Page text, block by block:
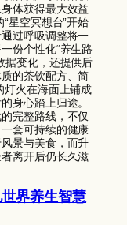
体获得最大效益
星空冥想台”开始
过呼吸调整将一
份个性化“养生路
据变化，还提供后
的茶饮配方、简
灯火在海面上铺成
身心踏上归途。
完整路线，不仅
套可持续的健康
景与美食，而升
离开后仍长久滋
界养生智慧